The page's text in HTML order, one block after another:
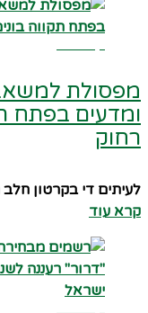
מפסולת
ומדעים בפתח
רחוק
לעיתים די בקרטון
קרא עוד